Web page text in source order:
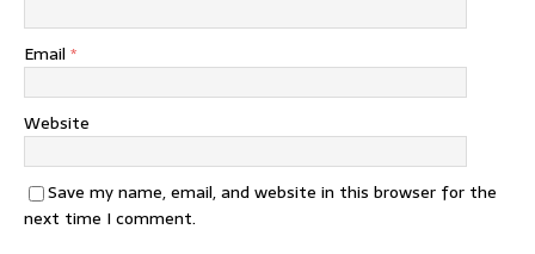
Email *
Website
Save my name, email, and website in this browser for the
next time I comment.